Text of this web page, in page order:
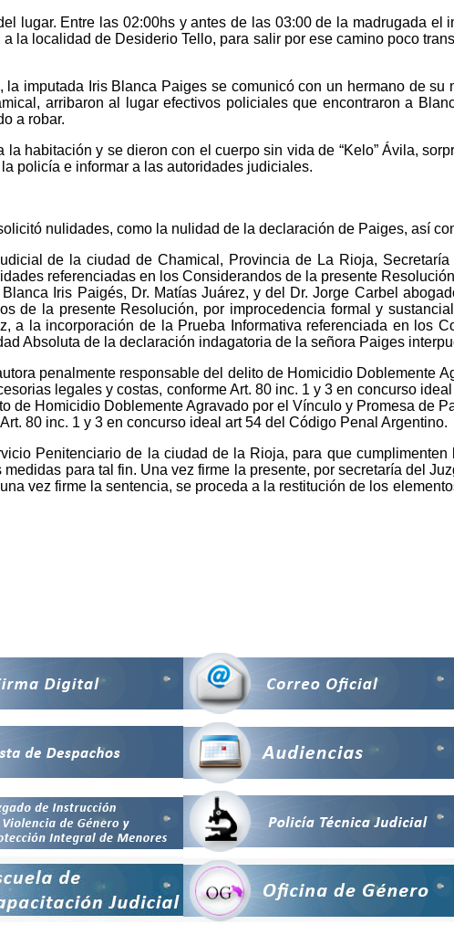
lugar. Entre las 02:00hs y antes de las 03:00 de la madrugada
la localidad de Desiderio Tello, para salir por ese camino poco
imputada Iris Blanca Paiges se comunicó con un hermano de
arribaron al lugar efectivos policiales que encontraron a
a robar.
habitación y se dieron con el cuerpo sin vida de “Kelo” Ávila,
policía e informar a las autoridades judiciales.
nulidades, como la nulidad de la declaración de Paiges, así
de la ciudad de Chamical, Provincia de La Rioja,
referenciadas en los Considerandos de la presente
Iris Paigés, Dr. Matías Juárez, y del Dr. Jorge Carbel
de la presente Resolución, por improcedencia formal y
a la incorporación de la Prueba Informativa referenciada en los
Absoluta de la declaración indagatoria de la señora Paiges
penalmente responsable del delito de Homicidio Doblemente
legales y costas, conforme Art. 80 inc. 1 y 3 en concurso
de Homicidio Doblemente Agravado por el Vínculo y Promesa de
80 inc. 1 y 3 en concurso ideal art 54 del Código Penal Argentino.
Penitenciario de la ciudad de la Rioja, para que
para tal fin. Una vez firme la presente, por secretaría del
vez firme la sentencia, se proceda a la restitución de los